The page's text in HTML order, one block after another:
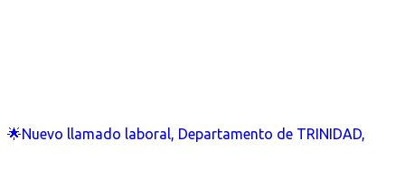
🌟Nuevo llamado laboral, Departamento de TRINIDAD,